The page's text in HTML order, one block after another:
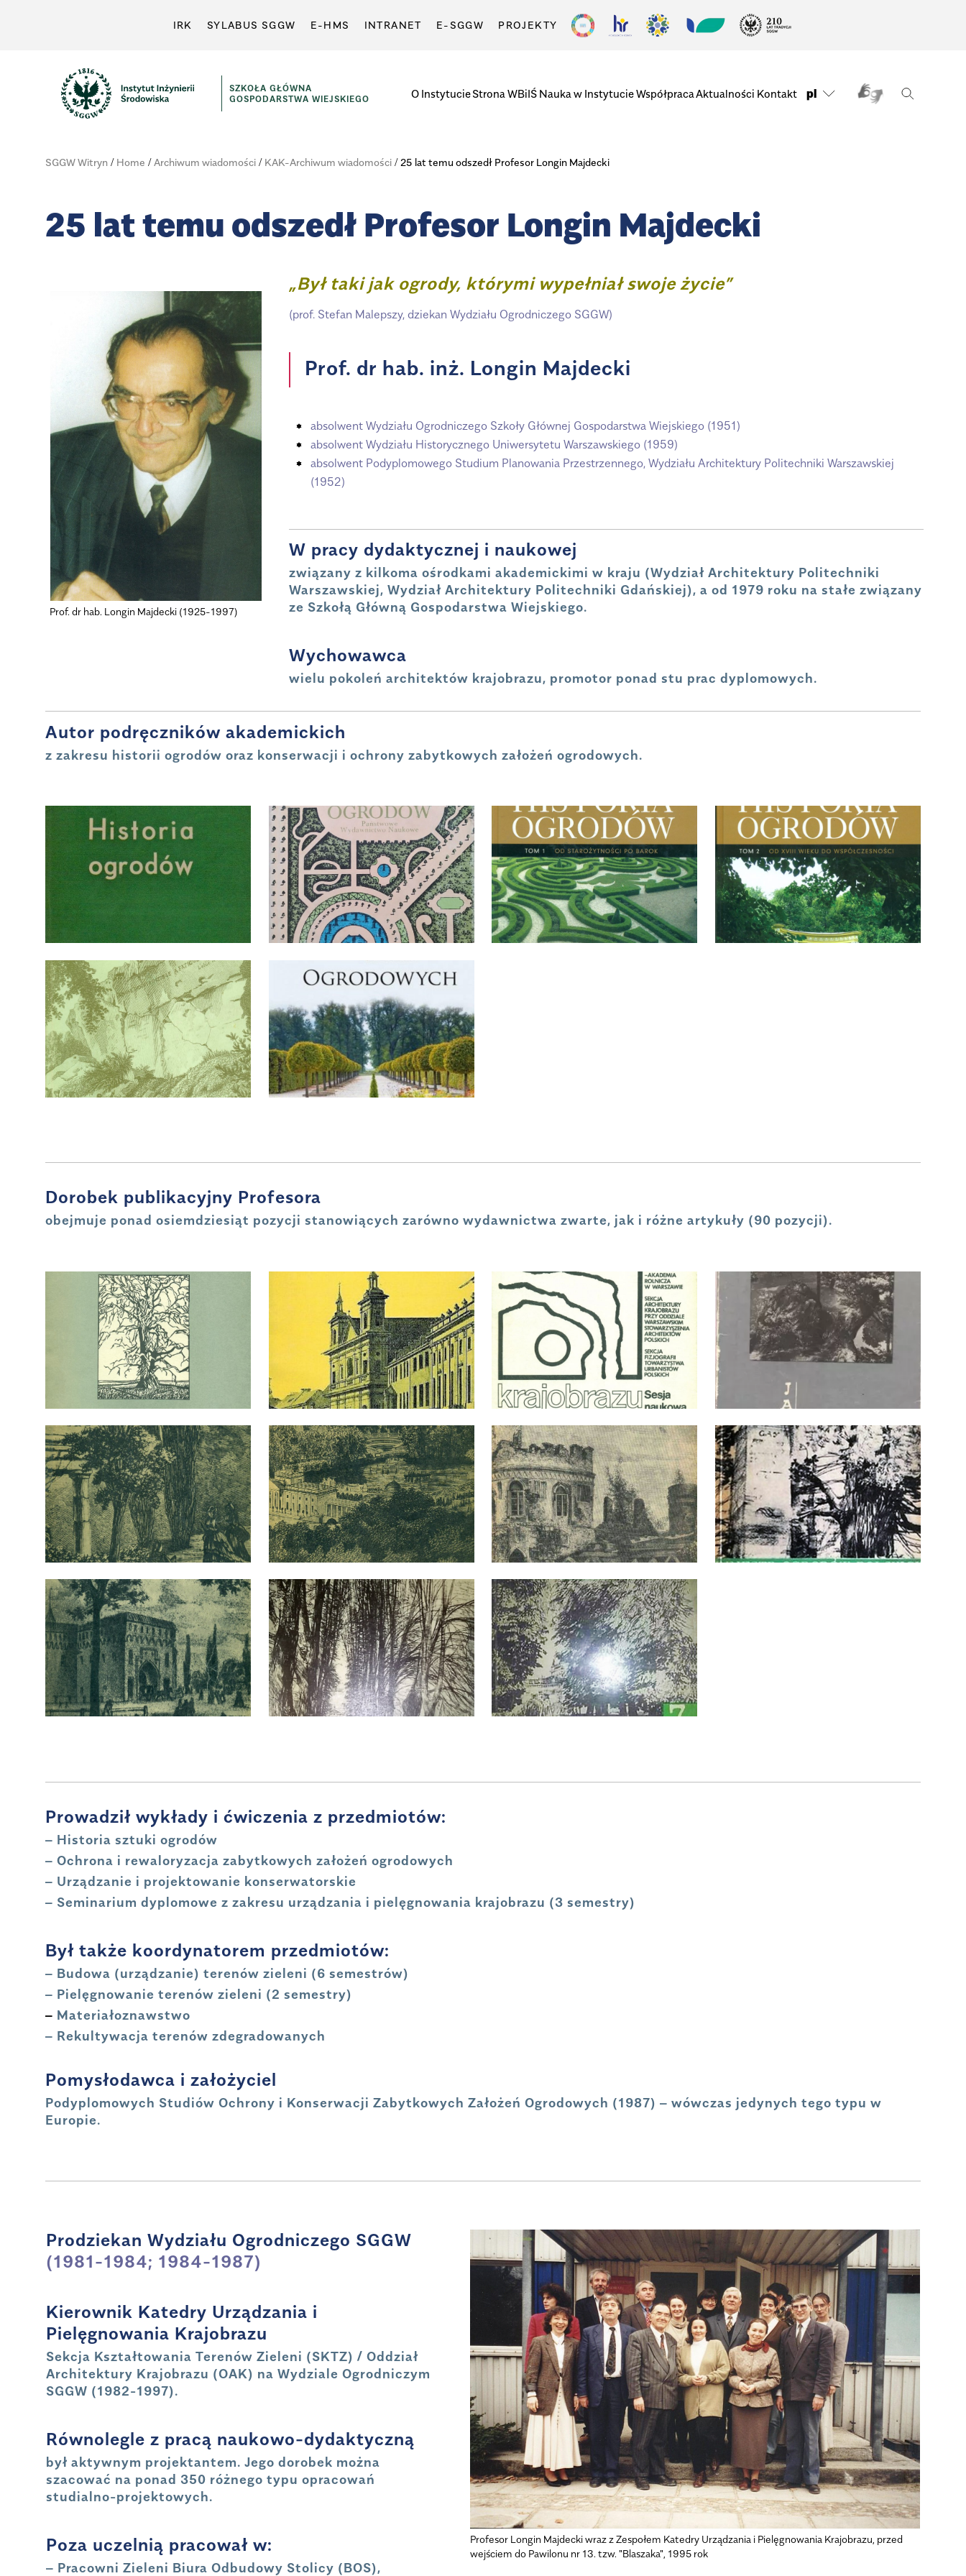
IRK SYLABUS SGGW E-HMS INTRANET E-SGGW PROJEKTY
SZKOŁA GŁÓWNA
GOSPODARSTWA WIEJSKIEGO
O InstytucieStrona WBiIŚ Nauka w InstytucieWspółpraca Aktualności Kontakt pl
SGGW Witryn/ Home /Archiwum wiadomości/ KAK-Archiwum wiadomości/25 lat temu odszedł Profesor Longin Majdecki
25 lat temu odszedł Profesor Longin Majdecki
Prof. dr hab. Longin Majdecki (1925-1997)
„Był taki jak ogrody, którymi wypełniał swoje życie”
(prof. Stefan Malepszy, dziekan Wydziału Ogrodniczego SGGW)
Prof. dr hab. inż. Longin Majdecki
absolwent Wydziału Ogrodniczego Szkoły Głównej Gospodarstwa Wiejskiego (1951)
absolwent Wydziału Historycznego Uniwersytetu Warszawskiego (1959)
absolwent Podyplomowego Studium Planowania Przestrzennego, Wydziału Architektury Politechniki Warszawskiej
(1952)
W pracy dydaktycznej i naukowej
związany z kilkoma ośrodkami akademickimi w kraju (Wydział Architektury Politechniki
Warszawskiej, Wydział Architektury Politechniki Gdańskiej), a od 1979 roku na stałe związany
ze Szkołą Główną Gospodarstwa Wiejskiego.
Wychowawca
wielu pokoleń architektów krajobrazu, promotor ponad stu prac dyplomowych.
Autor podręczników akademickich
z zakresu historii ogrodów oraz konserwacji i ochrony zabytkowych założeń ogrodowych.
Dorobek publikacyjny Profesora
obejmuje ponad osiemdziesiąt pozycji stanowiących zarówno wydawnictwa zwarte, jak i różne artykuły (90 pozycji).
Prowadził wykłady i ćwiczenia z przedmiotów:
– Historia sztuki ogrodów
– Ochrona i rewaloryzacja zabytkowych założeń ogrodowych
– Urządzanie i projektowanie konserwatorskie
– Seminarium dyplomowe z zakresu urządzania i pielęgnowania krajobrazu (3 semestry)
Był także koordynatorem przedmiotów:
– Budowa (urządzanie) terenów zieleni (6 semestrów)
– Pielęgnowanie terenów zieleni (2 semestry)
– Materiałoznawstwo
– Rekultywacja terenów zdegradowanych
Pomysłodawca i założyciel
Podyplomowych Studiów Ochrony i Konserwacji Zabytkowych Założeń Ogrodowych (1987) – wówczas jedynych tego typu w
Europie.
Prodziekan Wydziału Ogrodniczego SGGW
(1981-1984; 1984-1987)
Kierownik Katedry Urządzania i
Pielęgnowania Krajobrazu
Sekcja Kształtowania Terenów Zieleni (SKTZ) / Oddział
Architektury Krajobrazu (OAK) na Wydziale Ogrodniczym
SGGW (1982-1997).
Równolegle z pracą naukowo-dydaktyczną
był aktywnym projektantem. Jego dorobek można
szacować na ponad 350 różnego typu opracowań
studialno-projektowych.
Poza uczelnią pracował w:
– Pracowni Zieleni Biura Odbudowy Stolicy (BOS),
Profesor Longin Majdecki wraz z Zespołem Katedry Urządzania i Pielęgnowania Krajobrazu, przed
wejściem do Pawilonu nr 13. tzw. "Blaszaka", 1995 rok